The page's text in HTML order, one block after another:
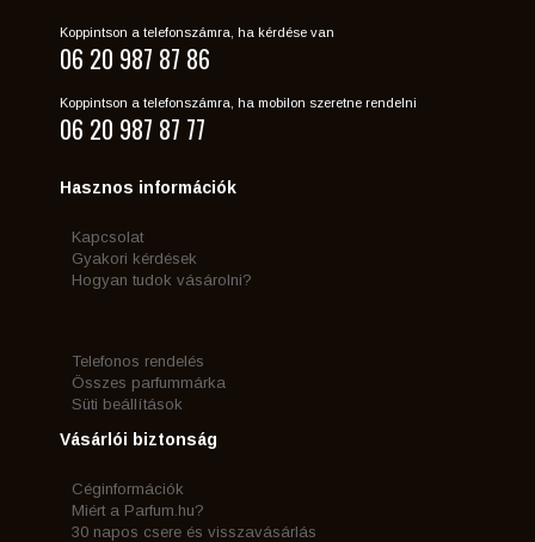
Koppintson a telefonszámra, ha kérdése van
06 20 987 87 86
Koppintson a telefonszámra, ha mobilon szeretne rendelni
06 20 987 87 77
Hasznos információk
Kapcsolat
Gyakori kérdések
Hogyan tudok vásárolni?
Telefonos rendelés
Összes parfummárka
Süti beállítások
Vásárlói biztonság
Céginformációk
Miért a Parfum.hu?
30 napos csere és visszavásárlás